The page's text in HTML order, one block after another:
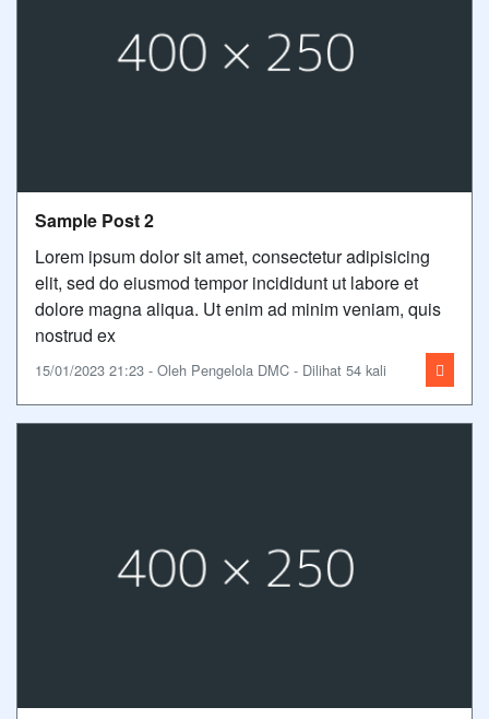
Sample Post 2
Lorem ipsum dolor sit amet, consectetur adipisicing
elit, sed do eiusmod tempor incididunt ut labore et
dolore magna aliqua. Ut enim ad minim veniam, quis
nostrud ex
15/01/2023 21:23 - Oleh Pengelola DMC - Dilihat 54 kali